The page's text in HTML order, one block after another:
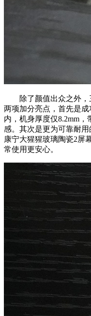
除了颜值出众之外，
两项加分亮点，首先是
内，机身厚度仅8.2mm
感。其次是更为可靠耐
康宁大猩猩玻璃陶瓷2屏
常使用更安心。